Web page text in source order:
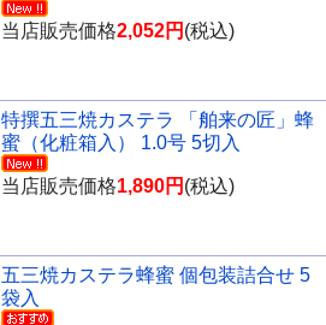
当店販売価格2,052円 (税込)
特撰五三焼カステラ 「舶来の匠」蜂
蜜（化粧箱入） 1.0号 5切入
当店販売価格1,890円 (税込)
五三焼カステラ蜂蜜 個包装詰合せ 5
袋入